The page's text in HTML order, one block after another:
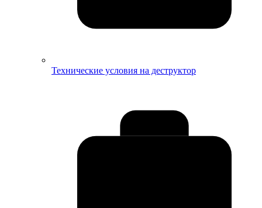
Технические условия на деструктор